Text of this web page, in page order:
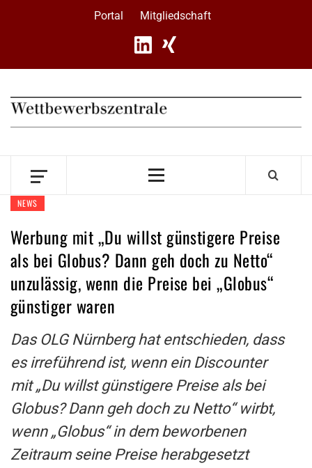
Portal Mitgliedschaft
Primary
NEWS
Werbung mit „Du willst günstigere Preise
als bei Globus? Dann geh doch zu Netto“
unzulässig, wenn die Preise bei „Globus“
günstiger waren
Das OLG Nürnberg hat entschieden, dass
es irreführend ist, wenn ein Discounter
mit „Du willst günstigere Preise als bei
Globus? Dann geh doch zu Netto“ wirbt,
wenn „Globus“ in dem beworbenen
Zeitraum seine Preise herabgesetzt